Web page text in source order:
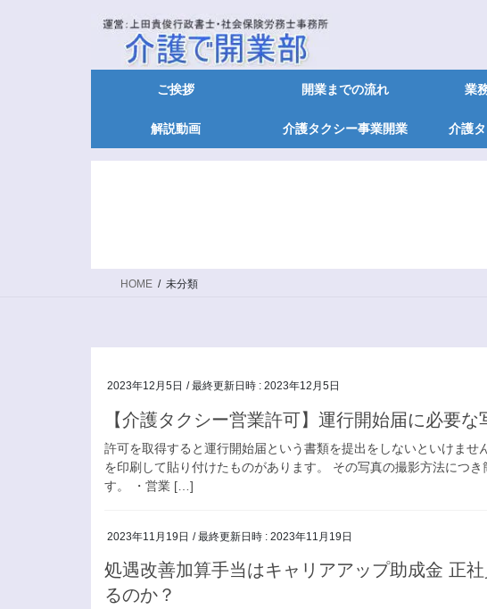
ご挨拶 開業までの流れ 業
解説動画 介護タクシー事業開業 介護
HOME 未分類
2023年12月5日 / 最終更新日時 : 2023年12月5日
【介護タクシー営業許可】運行開始届に必要
許可を取得すると運行開始届という書類を提出をしないといけま
を印刷して貼り付けたものがあります。 その写真の撮影方法につ
す。 ・営業 […]
2023年11月19日 / 最終更新日時 : 2023年11月19日
処遇改善加算手当はキャリアアップ助成金 正
るのか？